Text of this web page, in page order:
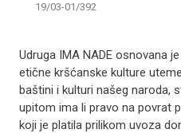
19/03-01/392
Udruga IMA NADE osnovana
etične kršćanske kulture
baštini i kulturi našeg naroda,
upitom ima li pravo na povrat
koji je platila prilikom uvoza